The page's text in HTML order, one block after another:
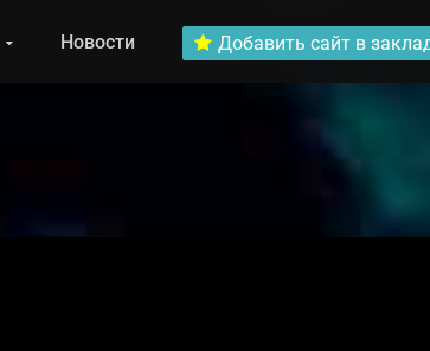
Новости Добавить сайт в